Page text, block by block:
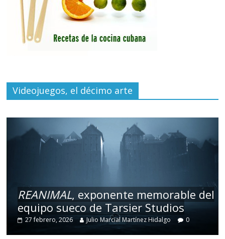
Videojuegos, el décimo arte
REANIMAL, exponente memorable del
equipo sueco de Tarsier Studios
27 febrero, 2026 Julio Marcial Martínez Hidalgo 0